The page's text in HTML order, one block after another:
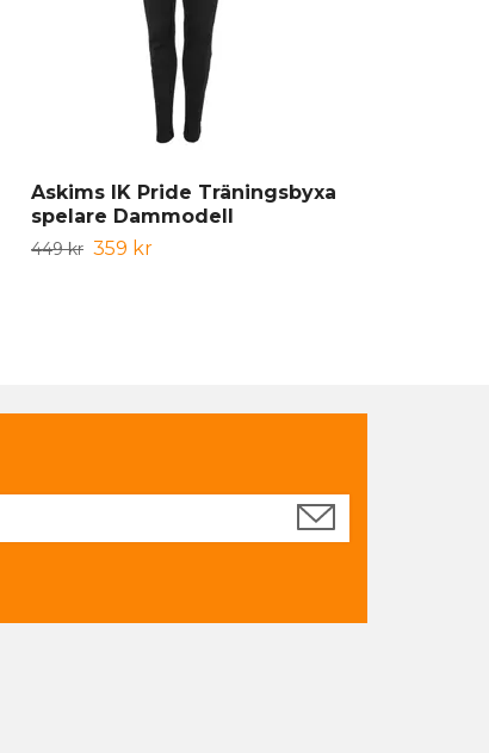
Askims IK Pride Träningsbyxa
spelare Dammodell
449 kr 359 kr